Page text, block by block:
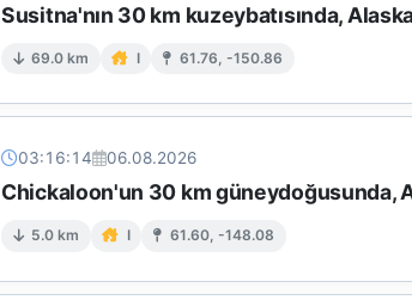
Susitna'nın 30 km kuzeybatısında,
69.0 km I 61.76, -150.86
03:16:14 06.08.2026
Chickaloon'un 30 km güneydoğusunda,
5.0 km I 61.60, -148.08